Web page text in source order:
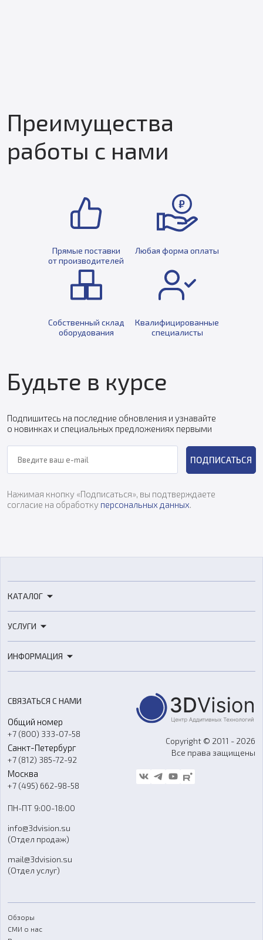
Преимущества
работы с нами
Прямые поставки
от производителей
Любая форма оплаты
Собственный склад
оборудования
Квалифицированные
специалисты
Будьте в курсе
Подпишитесь на последние обновления и узнавайте
о новинках и специальных предложениях первыми
ПОДПИСАТЬСЯ
Нажимая кнопку «Подписаться», вы подтверждаете
согласие на обработку персональных данных.
КАТАЛОГ
3D-сканеры
Расходные материалы
Оборудование и материалы для вакуумного литья
Аксессуары и прочее оборудование
Программное обеспечение
УСЛУГИ
3D-моделирование
Ремонт и услуги
ИНФОРМАЦИЯ
О компании
Контакты
Гос. закупки
Стать дилером
Блог
FAQ
СВЯЗАТЬСЯ С НАМИ
Общий номер
+7 (800) 333-07-58
Санкт-Петербург
+7 (812) 385-72-92
Москва
+7 (495) 662-98-58
ПН-ПТ 9:00-18:00
info@3dvision.su
(Отдел продаж)
mail@3dvision.su
(Отдел услуг)
Copyright © 2011 - 2026
Все права защищены
Обзоры
СМИ о нас